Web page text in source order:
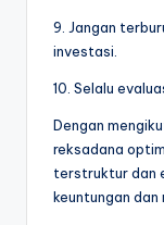
9. Jangan
investasi.
10. Selalu
Dengan
reksadana
terstruktur dan
keuntungan dan